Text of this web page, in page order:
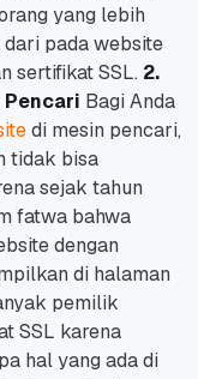
yang lebih
pada website
sertifikat SSL. 2.
Bagi Anda
di mesin pencari,
tidak bisa
sejak tahun
fatwa bahwa
dengan
di halaman
pemilik
SSL karena
hal yang ada di